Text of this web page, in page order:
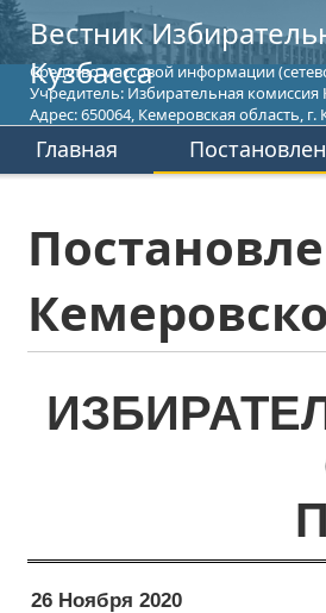
Вестник
Кузбасса
Средство массовой информации
Учредитель: Избирательная комиссия
Адрес: 650064, Кемеровская область,
Главная
26 Ноября 2020